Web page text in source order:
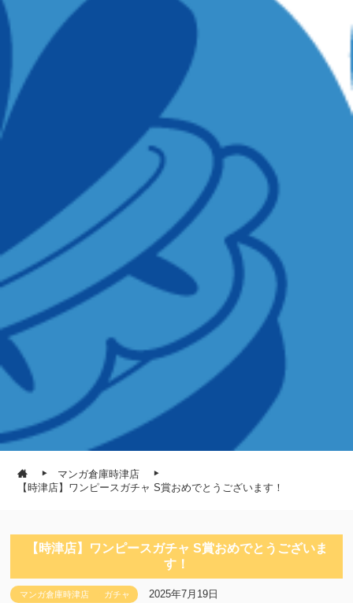
マンガ倉庫時津店
【時津店】ワンピースガチャ S賞おめでとうございます！
【時津店】ワンピースガチャ S賞おめでとうございま
す！
マンガ倉庫時津店 ガチャ 2025年7月19日